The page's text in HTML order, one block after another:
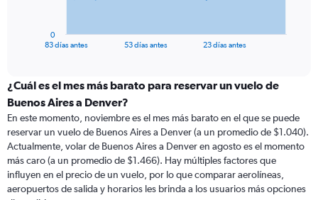
categories.
Range:
categories.
The
chart
has
1
Y
83 días antes 53 días antes 23 días antes
0
¿Cuál es el mes más barato para reservar un vuelo de
Buenos Aires a Denver?
En este momento, noviembre es el mes más barato en el que se puede
reservar un vuelo de Buenos Aires a Denver (a un promedio de $1.040).
Actualmente, volar de Buenos Aires a Denver en agosto es el momento
más caro (a un promedio de $1.466). Hay múltiples factores que
influyen en el precio de un vuelo, por lo que comparar aerolíneas,
aeropuertos de salida y horarios les brinda a los usuarios más opciones